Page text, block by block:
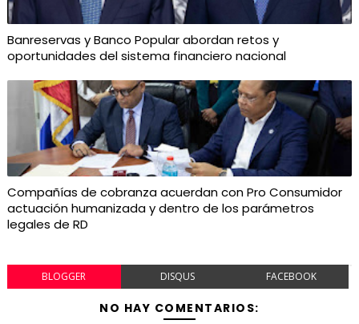
Banreservas y Banco Popular abordan retos y
oportunidades del sistema financiero nacional
Compañías de cobranza acuerdan con Pro Consumidor
actuación humanizada y dentro de los parámetros
legales de RD
BLOGGER DISQUS FACEBOOK
NO HAY COMENTARIOS: